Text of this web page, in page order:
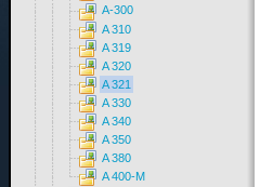
A-300
A 310
A 319
A 320
A 321
A 330
A 340
A 350
A 380
A 400-M